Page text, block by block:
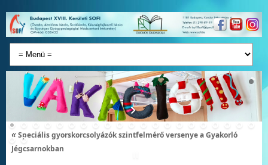
«Speciális gyorskorcsolyázók szintfelmérő versenye a Gyakorló
Jégcsarnokban